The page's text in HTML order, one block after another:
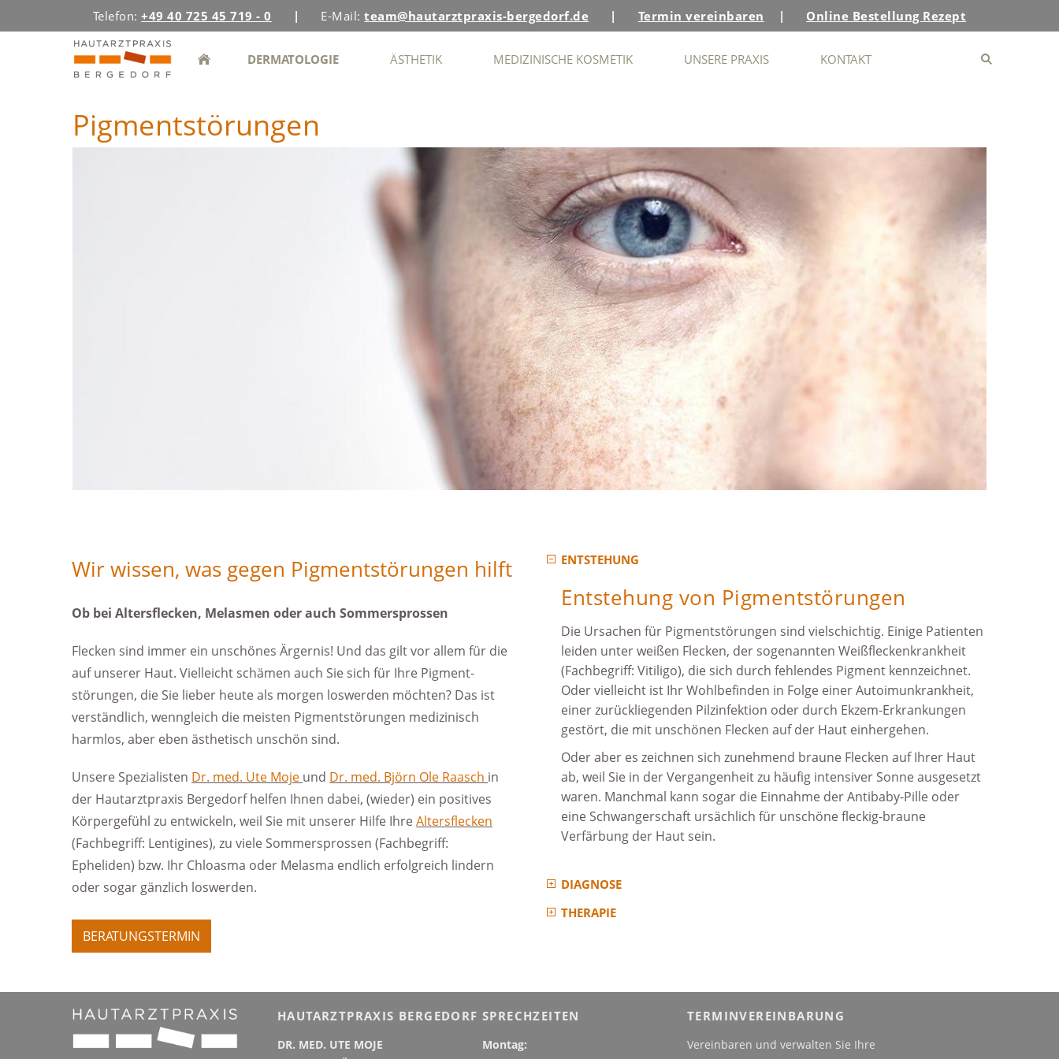
Telefon:+49 40 725 45 719 - 0 | E-Mail:team@hautarztpraxis-bergedorf.de | Termin vereinbaren | Online Bestellung Rezept
DERMATOLOGIE ÄSTHETIK MEDIZINISCHE KOSMETIK UNSERE PRAXIS KONTAKT
Pigmentstörungen
Wir wissen, was gegen Pigmentstörungen hilft
Ob bei Altersflecken, Melasmen oder auch Sommersprossen
Flecken sind immer ein unschönes Ärgernis! Und das gilt vor allem für die
auf unserer Haut. Vielleicht schämen auch Sie sich für Ihre Pigment­
störungen, die Sie lieber heute als morgen loswerden möchten? Das ist
verständlich, wenngleich die meisten Pigment­störungen medizinisch
harmlos, aber eben ästhetisch unschön sind.
Unsere Spezialisten Dr. med. Ute Moje und Dr. med. Björn Ole Raasch in
der Hautarztpraxis Bergedorf helfen Ihnen dabei, (wieder) ein positives
Körpergefühl zu entwickeln, weil Sie mit unserer Hilfe IhreAltersflecken
(Fachbegriff: Lentigines), zu viele Sommersprossen (Fachbegriff:
Epheliden) bzw. Ihr Chloasma oder Melasma endlich erfolgreich lindern
oder sogar gänzlich loswerden.
BERATUNGSTERMIN
ENTSTEHUNG
Entstehung von Pigmentstörungen
Die Ursachen für Pigmentstörungen sind vielschichtig. Einige Patienten
leiden unter weißen Flecken, der sogenannten Weißfleckenkrankheit
(Fachbegriff: Vitiligo), die sich durch fehlendes Pigment kennzeichnet.
Oder vielleicht ist Ihr Wohl­befinden in Folge einer Autoimunkrankheit,
einer zurückliegenden Pilz­infektion oder durch Ekzem-Erkrankungen
gestört, die mit unschönen Flecken auf der Haut einhergehen.
Oder aber es zeichnen sich zunehmend braune Flecken auf Ihrer Haut
ab, weil Sie in der Vergangenheit zu häufig intensiver Sonne ausgesetzt
waren. Manchmal kann sogar die Einnahme der Antibaby-Pille oder
eine Schwangerschaft ursächlich für unschöne fleckig-braune
Verfärbung der Haut sein.
DIAGNOSE
THERAPIE
HAUTARZTPRAXIS BERGEDORF
DR. MED. UTE MOJE
SPRECHZEITEN
Montag:
TERMINVEREINBARUNG
Vereinbaren und verwalten Sie Ihre